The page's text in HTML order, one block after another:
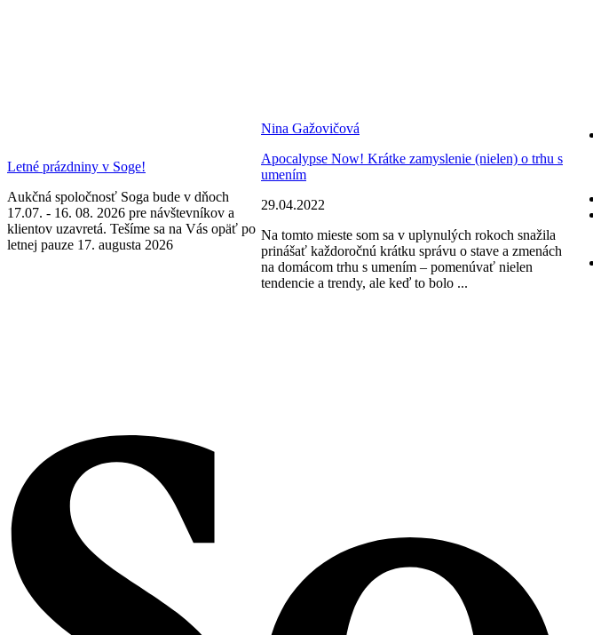
Letné prázdniny v Soge!
Aukčná spoločnosť Soga bude v dňoch
17.07. - 16. 08. 2026 pre návštevníkov a
klientov uzavretá. Tešíme sa na Vás opäť po
letnej pauze 17. augusta 2026
Nina Gažovičová
Apocalypse Now! Krátke zamyslenie (nielen) o trhu s
umením
29.04.2022
Na tomto mieste som sa v uplynulých rokoch snažila
prinášať každoročnú krátku správu o stave a zmenách
na domácom trhu s umením – pomenúvať nielen
tendencie a trendy, ale keď to bolo ...